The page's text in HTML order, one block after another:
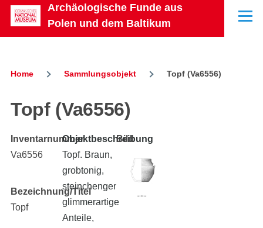
Skip to main content
Archäologische Funde aus
Polen und dem Baltikum
Menu
Home Sammlungsobjekt Topf (Va6556)
Topf (Va6556)
Inventarnummer
Va6556
Bezeichnung/Titel
Topf
Objektbeschreibung
Topf. Braun,
grobtonig,
steinchengemagert,
glimmerartige
Anteile,
Bild